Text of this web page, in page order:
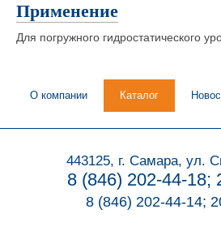
Применение
Для погружного гидростатического
О компании Каталог
443125, г. Самара, ул.
8 (846) 202-44-18;
8 (846) 202-44-14;